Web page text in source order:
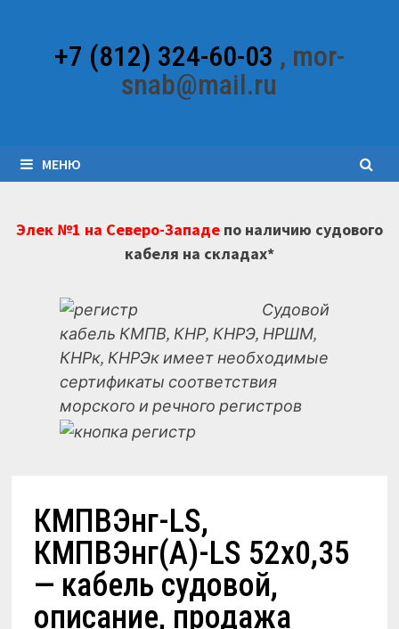
содержимому+7 (812) 324-60-03 , mor-
snab@mail.ru
МЕНЮ
Элек №1 на Северо-Западепо наличию судового
кабеля на складах*
Судовой
кабель КМПВ, КНР, КНРЭ, НРШМ,
КНРк, КНРЭк имеет необходимые
сертификаты соответствия
морского и речного регистров
КМПВЭнг-LS,
КМПВЭнг(А)-LS 52х0,35
— кабель судовой,
описание, продажа